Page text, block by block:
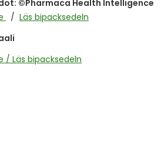
©Pharmaca Health Intelligence
Läs bipacksedeln
/ Läs bipacksedeln